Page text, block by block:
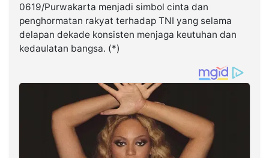
0619/Purwakarta menjadi simbol cinta dan
penghormatan rakyat terhadap TNI yang selama
delapan dekade konsisten menjaga keutuhan dan
kedaulatan bangsa. (*)